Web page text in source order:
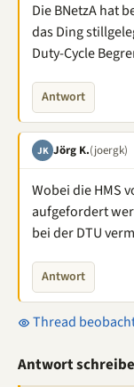
Die BNetzA hat
das Ding
Duty-Cycle
Antwort
JK Jörg K.(joergk)
Wobei die HMS
aufgefordert
bei der DTU
Antwort
Thread
Antwort